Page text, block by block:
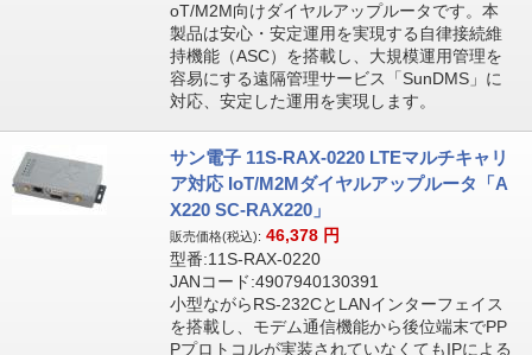
oT/M2M向けダイヤルアップルータです。本
製品は安心・安定運用を実現する自律接続維
持機能（ASC）を搭載し、大規模運用管理を
容易にする遠隔管理サービス「SunDMS」に
対応、安定した運用を実現します。
サン電子 11S-RAX-0220 LTEマルチキャリ
ア対応 IoT/M2Mダイヤルアップルータ「A
X220 SC-RAX220」
販売価格(税込): 46,378 円
型番:11S-RAX-0220
JANコード:4907940130391
小型ながらRS-232CとLANインターフェイス
を搭載し、モデム通信機能から後位端末でPP
Pプロトコルが実装されていなくてもIPによる